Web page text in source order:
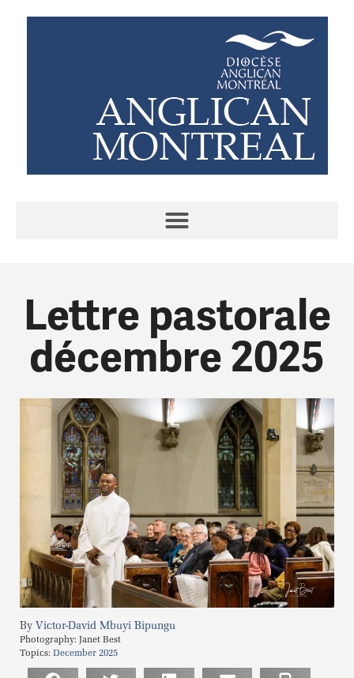
Lettre pastorale
décembre 2025
Victor-David Mbuyi Bipungu
Photography: Janet Best
Topics: December 2025